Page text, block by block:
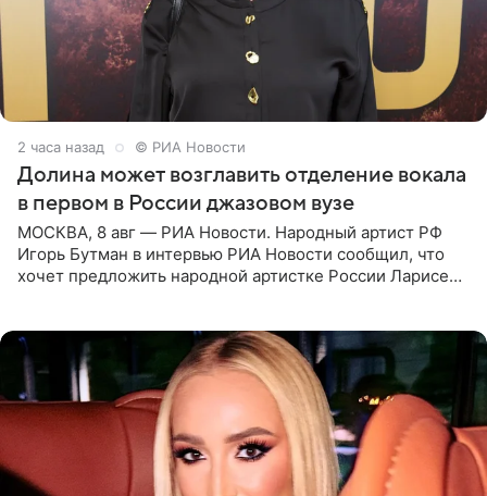
2 часа назад © РИА Новости
Долина может возглавить отделение вокала
в первом в России джазовом вузе
МОСКВА, 8 авг — РИА Новости. Народный артист РФ
Игорь Бутман в интервью РИА Новости сообщил, что
хочет предложить народной артистке России Ларисе